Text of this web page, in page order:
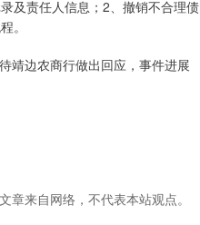
及责任人信息；2、撤销不合理债
。
靖边农商行做出回应，事件进展
章来自网络，不代表本站观点。